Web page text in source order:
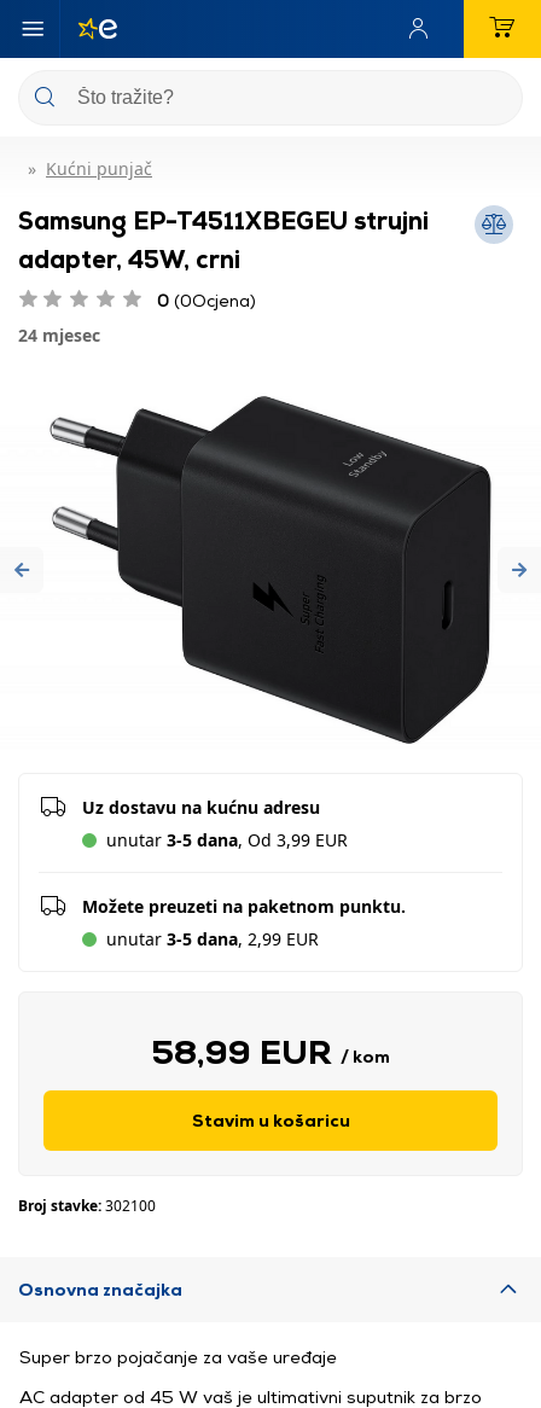
Kućni punjač
Samsung EP-T4511XBEGEU strujni
adapter, 45W, crni
0 (0Ocjena)
24 mjesec
Previous
Uz dostavu na kućnu adresu
unutar 3-5 dana, Od 3,99 EUR
Možete preuzeti na paketnom punktu.
unutar 3-5 dana, 2,99 EUR
58,99 EUR / kom
Stavim u košaricu
Broj stavke:302100
Osnovna značajka
Super brzo pojačanje za vaše uređaje
AC adapter od 45 W vaš je ultimativni suputnik za brzo